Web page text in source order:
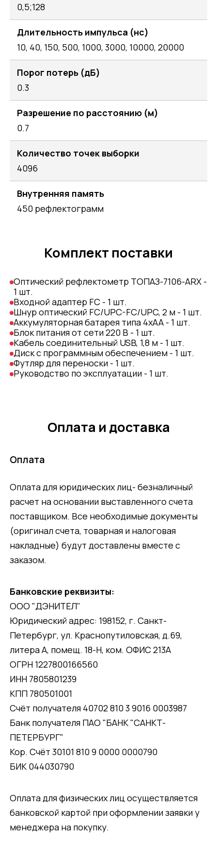
0,5;128
Длительность импульса (нс)
10, 40, 150, 500, 1000, 3000, 10000, 20000
Порог потерь (дБ)
0.3
Разрешение по расстоянию (м)
0.7
Количество точек выборки
4096
Внутренняя память
450 рефлектограмм
Комплект поставки
Оптический рефлектометр ТОПАЗ-7106-АRX -
1 шт.
Входной адаптер FC - 1 шт.
Шнур оптический FC/UPC-FC/UPC, 2 м - 1 шт.
Аккумуляторная батарея типа 4хАА - 1 шт.
Блок питания от сети 220 В - 1 шт.
Кабель соединительный USB, 1,8 м - 1 шт.
Диск с программным обеспечением - 1 шт.
Футляр для переноски - 1 шт.
Руководство по эксплуатации - 1 шт.
Оплата и доставка
Оплата
Оплата для юридических лиц- безналичный
расчет на основании выставленного счета
поставщиком. Все необходимые документы
(оригинал счета, товарная и налоговая
накладные) будут доставлены вместе с
заказом.
Банковские реквизиты:
ООО "ДЭНИТЕЛ"
Юридический адрес: 198152, г. Санкт-
Петербург, ул. Краснопутиловская, д.69,
литера А, помещ. 18-Н, ком. ОФИС 213А
ОГРН 1227800166560
ИНН 7805801239
КПП 780501001
Счёт получателя 40702 810 3 9016 0003987
Банк получателя ПАО "БАНК "САНКТ-
ПЕТЕРБУРГ"
Кор. Счёт 30101 810 9 0000 0000790
БИК 044030790
Оплата для физических лиц осуществляется
банковской картой при оформлении заявки у
менеджера на покупку.